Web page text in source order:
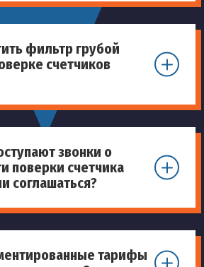
фильтр грубой
счетчиков
звонки о
поверки счетчика
соглашаться?
тарифы